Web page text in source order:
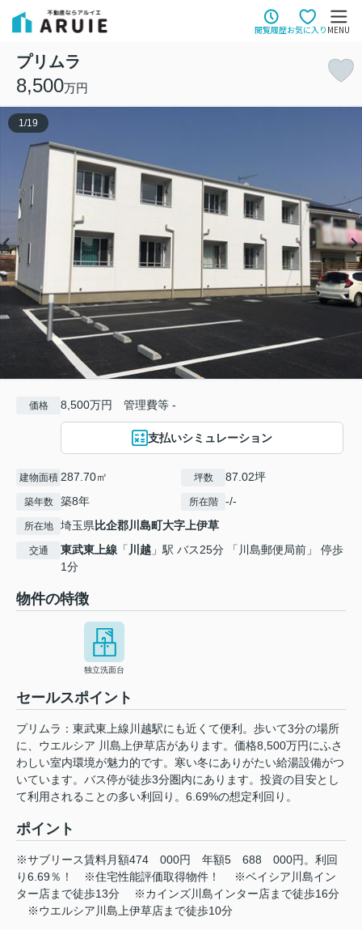
閲覧履歴お気に入り MENU
プリムラ
8,500万円
1/19
価格 8,500万円 管理費等 -
支払いシミュレーション
建物面積 287.70㎡ 坪数 87.02坪
築年数 築8年 所在階 -/-
所在地 埼玉県比企郡川島町大字上伊草
交通 東武東上線 「 川越 」駅 バス25分 「川島郵便局前」 停歩
1分
物件の特徴
独立洗面台
セールスポイント
プリムラ：東武東上線川越駅にも近くて便利。歩いて3分の場所
に、ウエルシア 川島上伊草店があります。価格8,500万円にふさ
わしい室内環境が魅力的です。寒い冬にありがたい給湯設備がつ
いています。バス停が徒歩3分圏内にあります。投資の目安とし
て利用されることの多い利回り。6.69%の想定利回り。
ポイント
※サブリース賃料月額474 000円 年額5 688
000円。利回
り6.69％！
※住宅性能評価取得物件！
※ベイシア川島イン
ター店まで徒歩13分
※カインズ川島インター店まで徒歩16分
※ウエルシア川島上伊草店まで徒歩10分